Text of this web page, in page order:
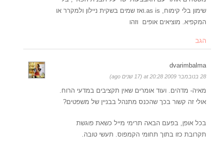
שימון בלי קימוח, as is.ואז שמים בשקית ניילון ולמקרר או
המקפיא. מוציאים אופים וזהו
הגב
dvarimbalma
28 בנובמבר 2009 at 20:28 (17 שנים ago)
מאיה- מדהים. ועוד אומרים שאין תקציבים במדעי הרוח.
אולי זה קשור בכך שהכנס מתנהל בבניין של משפטים?
בכל אופן, בפעם הבאה תרימי מייל כשאת פוגשת
תקרובת כזו בתוך תחומי הקמפוס. תעשי טובה.